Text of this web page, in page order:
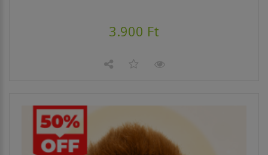
3.900 Ft